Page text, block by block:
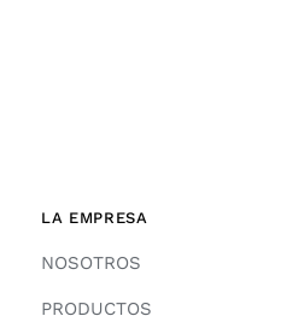
LA EMPRESA
NOSOTROS
PRODUCTOS